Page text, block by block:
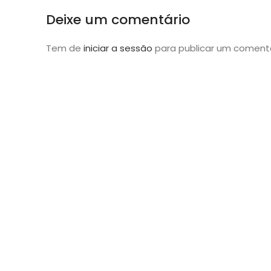
Deixe um comentário
Tem de iniciar a sessão para publicar um